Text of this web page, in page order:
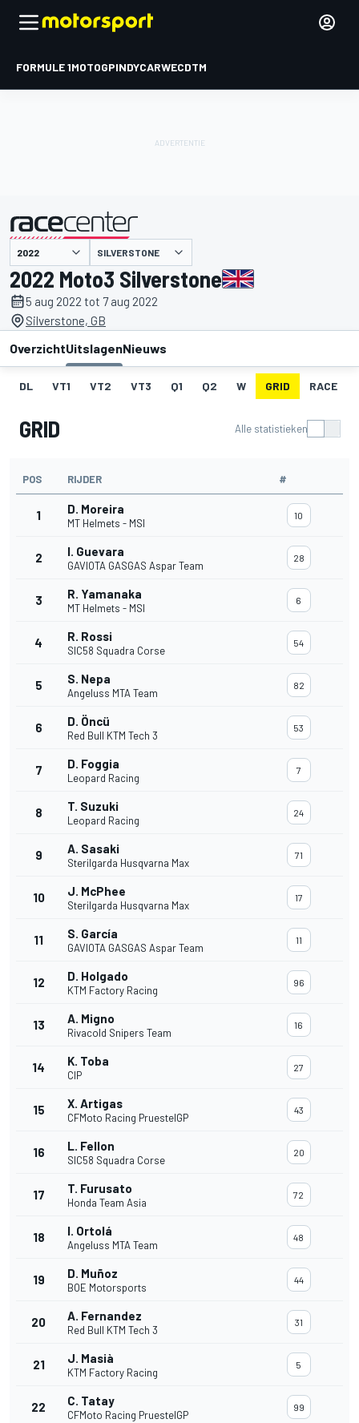
FORMULE 1MOTOGPINDYCARWECDTM
gepresenteerd door SILVERSTONE
2022 Moto3 Silverstone
5 aug 2022 tot 7 aug 2022
Silverstone, GB
OverzichtUitslagenNieuws
DL VT1 VT2 VT3 Q1 Q2 W GRID RACE
GRID Alle statistieken
POS RIJDER #
1 D. Moreira
MT Helmets - MSI
10
2 I. Guevara
GAVIOTA GASGAS Aspar Team
28
3 R. Yamanaka
MT Helmets - MSI
6
4 R. Rossi
SIC58 Squadra Corse
54
5 S. Nepa
Angeluss MTA Team
82
6 D. Öncü
Red Bull KTM Tech 3
53
7 D. Foggia
Leopard Racing
7
8 T. Suzuki
Leopard Racing
24
9 A. Sasaki
Sterilgarda Husqvarna Max
71
10 J. McPhee
Sterilgarda Husqvarna Max
17
11 S. García
GAVIOTA GASGAS Aspar Team
11
12 D. Holgado
KTM Factory Racing
96
13 A. Migno
Rivacold Snipers Team
16
14 K. Toba
CIP
27
15 X. Artigas
CFMoto Racing PruestelGP
43
16 L. Fellon
SIC58 Squadra Corse
20
17 T. Furusato
Honda Team Asia
72
18 I. Ortolá
Angeluss MTA Team
48
19 D. Muñoz
BOE Motorsports
44
20 A. Fernandez
Red Bull KTM Tech 3
31
21 J. Masià
KTM Factory Racing
5
22 C. Tatay
CFMoto Racing PruestelGP
99